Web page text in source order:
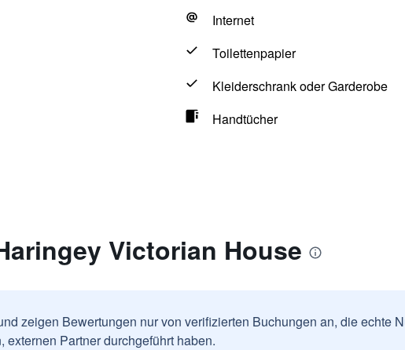
Internet
Toilettenpapier
Kleiderschrank oder Garderobe
Handtücher
Victorian House
zeigen Bewertungen nur von verifizierten Buchungen an, die echte
Partner durchgeführt haben.